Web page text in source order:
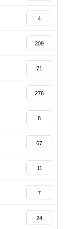
4
209
71
278
8
67
11
7
24